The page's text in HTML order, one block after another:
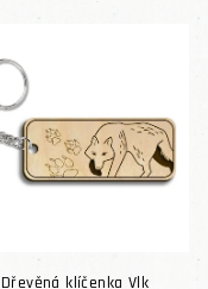
Dřevěná klíčenka Vlk